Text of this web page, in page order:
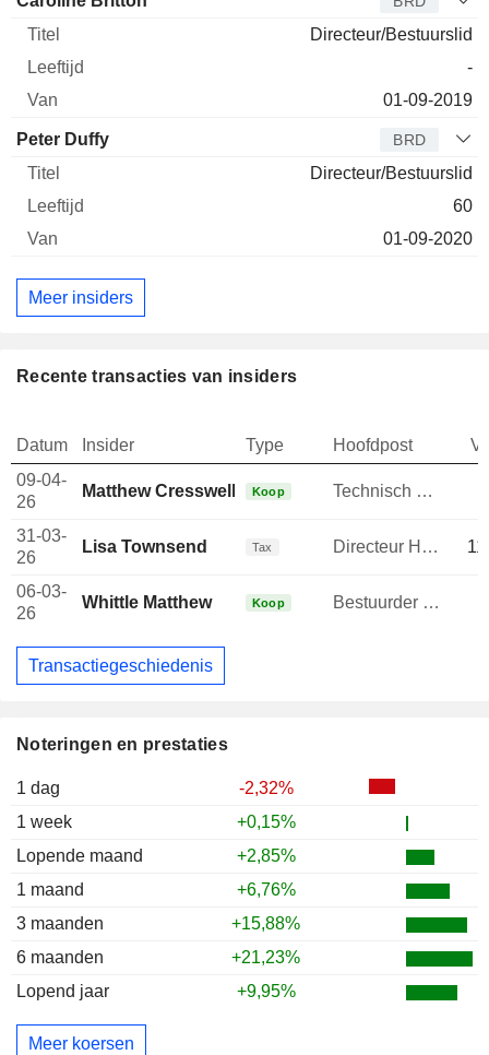
Noteringen en prestaties
1 dag
-2,32%
1 week
+0,15%
Lopende maand
+2,85%
1 maand
+6,76%
3 maanden
+15,88%
6 maanden
+21,23%
Lopend jaar
+9,95%
Meer koersen
Directeur/Bestuurslid
-
01-09-2019
Peter Duffy BRD
Directeur/Bestuurslid
60
01-09-2020
Meer insiders
Recente transacties van insiders
Datum Insider Type Hoofdpost
09-04-
26
Matthew Cresswell Koop Technisch directeur
31-03-
26
Lisa Townsend Tax Directeur Human Resources
06-03-
26
Whittle Matthew Koop Bestuurder / senior manager
Transactiegeschiedenis